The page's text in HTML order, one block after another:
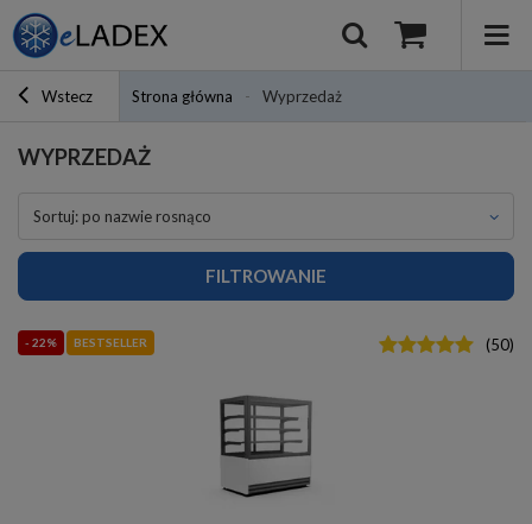
Wstecz Strona główna Wyprzedaż
WYPRZEDAŻ
sortuj: po nazwie rosnąco
FILTROWANIE
- 22% BESTSELLER (50)